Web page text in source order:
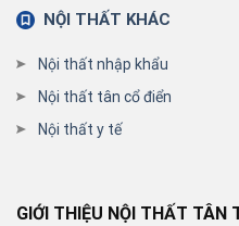
NỘI THẤT KHÁC
Nội thất nhập khẩu
Nội thất tân cổ điển
Nội thất y tế
GIỚI THIỆU NỘI THẤT TÂN